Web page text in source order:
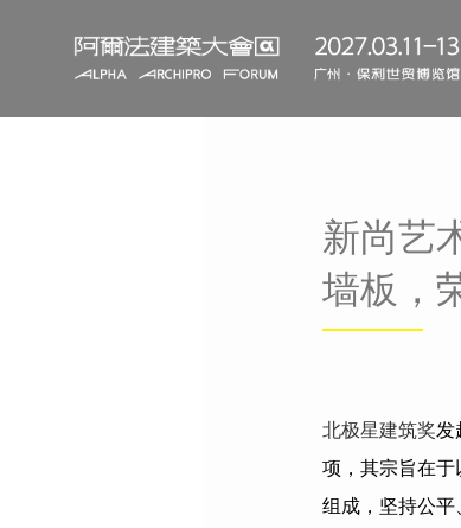
新尚艺
墙板，
北极星建筑奖发
项，其宗旨在
组成，坚持公